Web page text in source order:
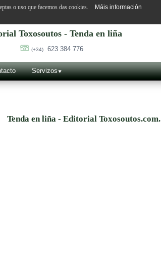
Toxosoutos - Tenda en liña
(+34) 623 384 776
Servizos
Tenda en liña - Editorial Toxosoutos.com.
o uso que facemos das cookies. Máis información